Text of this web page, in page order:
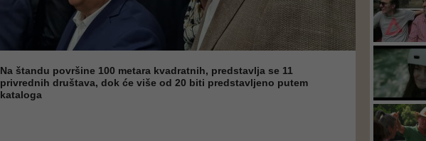
Na štandu površine 100 metara kvadratnih, predstavlja se 11
privrednih društava, dok će više od 20 biti predstavljeno putem
kataloga